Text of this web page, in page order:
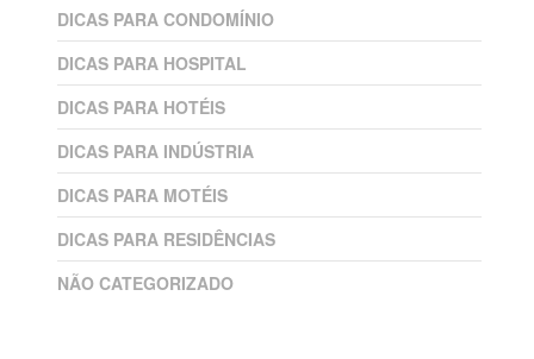
DICAS PARA CONDOMÍNIO
DICAS PARA HOSPITAL
DICAS PARA HOTÉIS
DICAS PARA INDÚSTRIA
DICAS PARA MOTÉIS
DICAS PARA RESIDÊNCIAS
NÃO CATEGORIZADO